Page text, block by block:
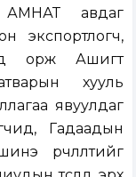
АМНАТ авдаг
экспортлогч,
орж Ашигт
хууль
явуулдаг
Гадаадын
өөрчлөлтийг